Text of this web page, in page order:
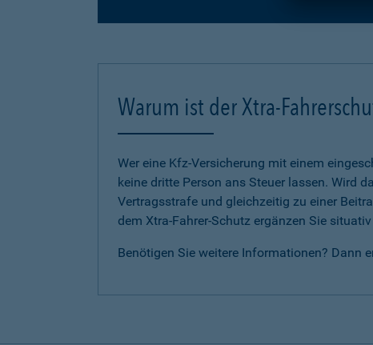
Warum ist der Xtra-
Wer eine Kfz-Versicherung mit einem
keine dritte Person ans Steuer lassen. Wird
Vertragsstrafe und gleichzeitig zu einer
dem Xtra-Fahrer-Schutz ergänzen Sie
Benötigen Sie weitere Informationen? Dann